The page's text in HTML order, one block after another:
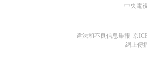
中央電
違法和不良信息舉報 京
網上傳